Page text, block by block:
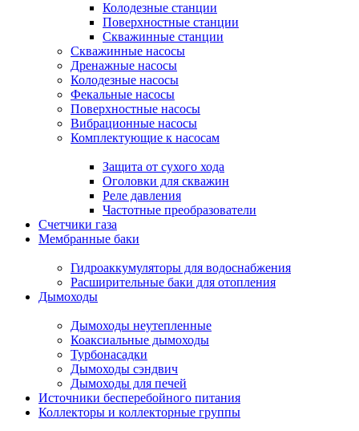
Колодезные станции
Поверхностные станции
Скважинные станции
Скважинные насосы
Дренажные насосы
Колодезные насосы
Фекальные насосы
Поверхностные насосы
Вибрационные насосы
Комплектующие к насосам
Защита от сухого хода
Оголовки для скважин
Реле давления
Частотные преобразователи
Счетчики газа
Мембранные баки
Гидроаккумуляторы для водоснабжения
Расширительные баки для отопления
Дымоходы
Дымоходы неутепленные
Коаксиальные дымоходы
Турбонасадки
Дымоходы сэндвич
Дымоходы для печей
Источники бесперебойного питания
Коллекторы и коллекторные группы